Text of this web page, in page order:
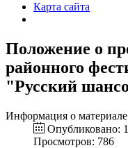
Карта сайта
Положение о
районного
"Русский
Информация о материале
Опубликовано:
Просмотров: 786